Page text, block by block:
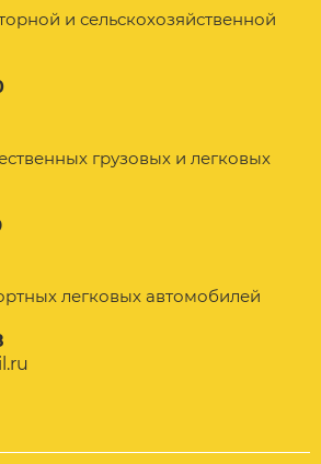
и сельскохозяйственной
грузовых и легковых
легковых автомобилей